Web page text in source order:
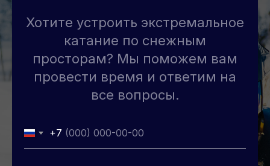
Хотите устроить экстремальное
катание по снежным
просторам? Мы поможем вам
провести время и ответим на
все вопросы.
+7